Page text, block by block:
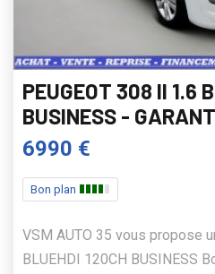
PEUGEOT 308 II 1.6
BUSINESS -
6990 €
Bon plan
VSM AUTO 35 vous propose
BLUEHDI 120CH BUSINESS